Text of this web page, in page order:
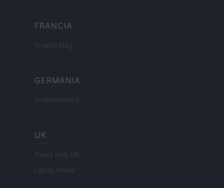
FRANCIA
InvestirMag
GERMANIA
Investieren24
UK
News Hub UK
Lgbtq News